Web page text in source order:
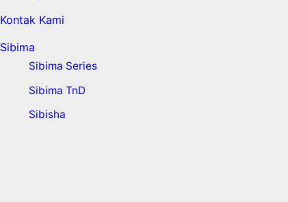
Kontak Kami
Sibima
Sibima Series
Sibima TnD
Sibisha